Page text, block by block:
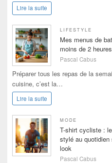
Lire la suite
LIFESTYLE
Mes menus de
moins de 2 heures
Pascal Cabus
Préparer tous les repas de la
cuisine, c’est la…
Lire la suite
MODE
T-shirt cycliste :
stylé au
look
Pascal Cabus